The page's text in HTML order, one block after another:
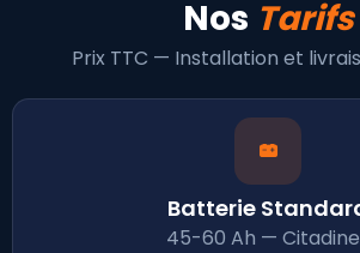
Nos Tarifs
Prix TTC — Installation et
Batterie
45-60 Ah —